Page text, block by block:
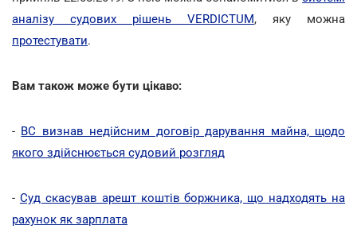
аналізу судових рішень VERDICTUM, яку можна
протестувати.
Вам також може бути цікаво:
- ВС визнав недійсним договір дарування майна, щодо
якого здійснюється судовий розгляд
- Суд скасував арешт коштів боржника, що надходять на
рахунок як зарплата